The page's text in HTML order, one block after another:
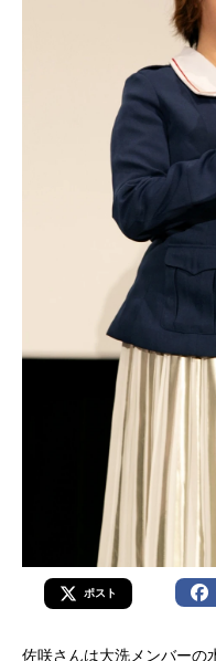
ポスト
佐咲さんは大洗メンバーの